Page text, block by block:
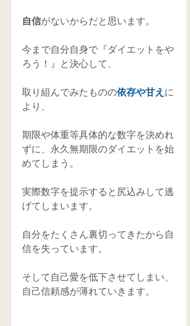
自信がないからだと思います。
今まで自分自身で『ダイエットをや
ろう！』と決心して、
取り組んでみたものの依存や甘え に
より、
期限や体重等具体的な数字を決めれ
ずに、永久無期限のダイエットを始
めてしまう。
実際数字を提示すると尻込みして逃
げてしまいます。
自分をたくさん裏切ってきたから自
信を失っています。
そして自己愛を低下させてしまい、
自己信頼感が薄れていきます。